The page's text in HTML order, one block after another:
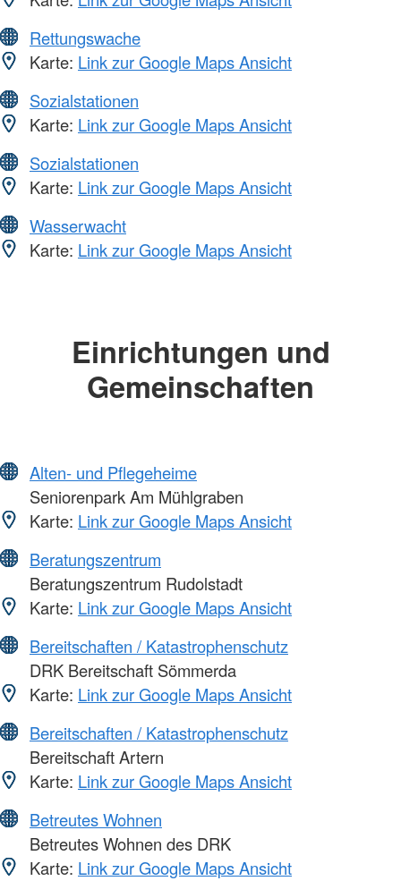
Rettungswache
Karte: Link zur Google Maps Ansicht
Sozialstationen
Karte: Link zur Google Maps Ansicht
Sozialstationen
Karte: Link zur Google Maps Ansicht
Wasserwacht
Karte: Link zur Google Maps Ansicht
Einrichtungen und
Gemeinschaften
Alten- und Pflegeheime
Seniorenpark Am Mühlgraben
Karte: Link zur Google Maps Ansicht
Beratungszentrum
Beratungszentrum Rudolstadt
Karte: Link zur Google Maps Ansicht
Bereitschaften / Katastrophenschutz
DRK Bereitschaft Sömmerda
Karte: Link zur Google Maps Ansicht
Bereitschaften / Katastrophenschutz
Bereitschaft Artern
Karte: Link zur Google Maps Ansicht
Betreutes Wohnen
Betreutes Wohnen des DRK
Karte: Link zur Google Maps Ansicht